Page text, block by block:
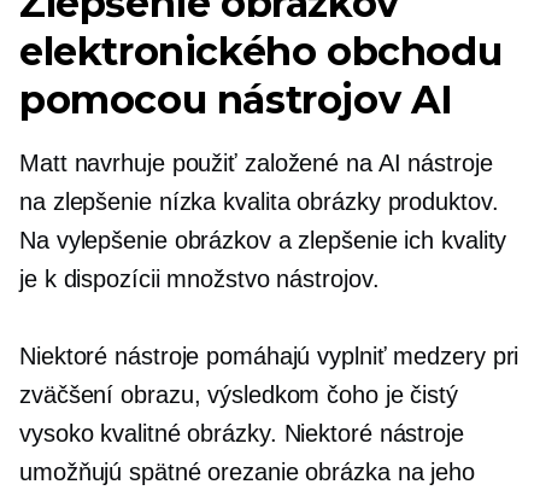
elektronického obchodu
pomocou nástrojov AI
Matt navrhuje použiť založené na AI nástroje
na zlepšenie nízka kvalitaobrázky produktov.
Na vylepšenie obrázkov a zlepšenie ich kvality
je k dispozícii množstvo nástrojov.
Niektoré nástroje pomáhajú vyplniť medzery pri
zväčšení obrazu, výsledkom čoho je čistý
vysoko kvalitnéobrázky. Niektoré nástroje
umožňujú spätné orezanie obrázka na jeho